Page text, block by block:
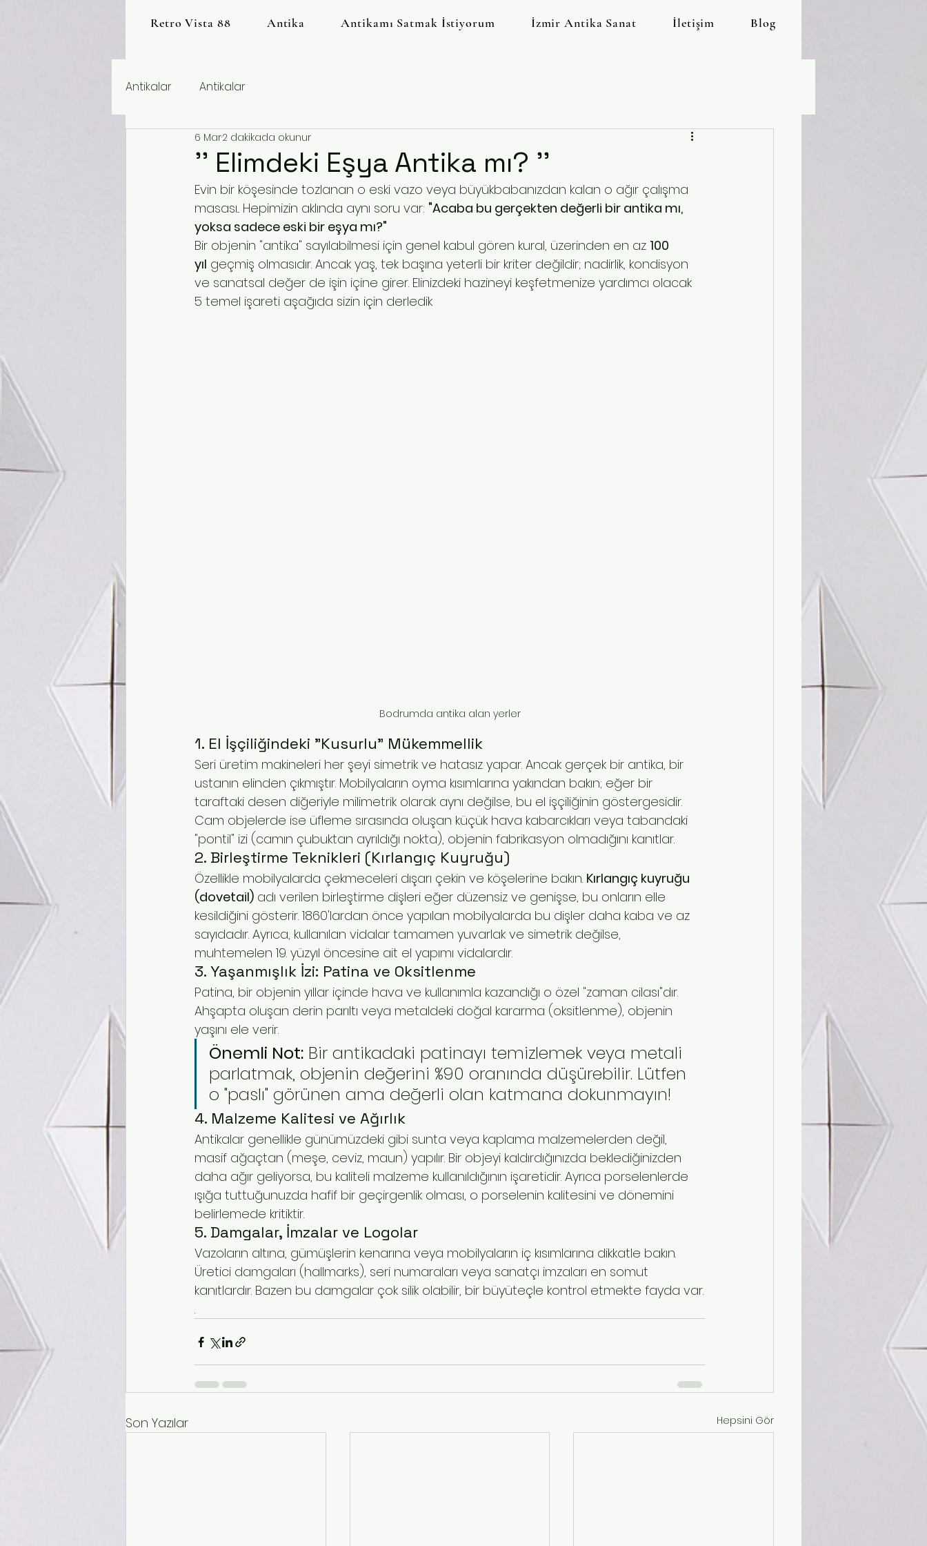
Retro Vista 88 Antika Antikamı Satmak İstiyorum İzmir Antika Sanat İletişim Blog
Antikalar Antikalar
'' Elimdeki Eşya Antika mı? ''
6 Mar2 dakikada okunur
Evin bir köşesinde tozlanan o eski vazo veya büyükbabanızdan kalan o ağır çalışma
masası... Hepimizin aklında aynı soru var: "Acaba bu gerçekten değerli bir antika mı,
yoksa sadece eski bir eşya mı?"
Bir objenin "antika" sayılabilmesi için genel kabul gören kural, üzerinden en az 100
yıl geçmiş olmasıdır. Ancak yaş, tek başına yeterli bir kriter değildir; nadirlik, kondisyon
ve sanatsal değer de işin içine girer. Elinizdeki hazineyi keşfetmenize yardımcı olacak
5 temel işareti aşağıda sizin için derledik
Bodrumda antika alan yerler
1. El İşçiliğindeki "Kusurlu" Mükemmellik
Seri üretim makineleri her şeyi simetrik ve hatasız yapar. Ancak gerçek bir antika, bir
ustanın elinden çıkmıştır. Mobilyaların oyma kısımlarına yakından bakın; eğer bir
taraftaki desen diğeriyle milimetrik olarak aynı değilse, bu el işçiliğinin göstergesidir.
Cam objelerde ise üfleme sırasında oluşan küçük hava kabarcıkları veya tabandaki
"pontil" izi (camın çubuktan ayrıldığı nokta), objenin fabrikasyon olmadığını kanıtlar.
2. Birleştirme Teknikleri (Kırlangıç Kuyruğu)
Özellikle mobilyalarda çekmeceleri dışarı çekin ve köşelerine bakın. Kırlangıç kuyruğu
(dovetail) adı verilen birleştirme dişleri eğer düzensiz ve genişse, bu onların elle
kesildiğini gösterir. 1860'lardan önce yapılan mobilyalarda bu dişler daha kaba ve az
sayıdadır. Ayrıca, kullanılan vidalar tamamen yuvarlak ve simetrik değilse,
muhtemelen 19. yüzyıl öncesine ait el yapımı vidalardır.
3. Yaşanmışlık İzi: Patina ve Oksitlenme
Patina, bir objenin yıllar içinde hava ve kullanımla kazandığı o özel "zaman cilası"dır.
Ahşapta oluşan derin parıltı veya metaldeki doğal kararma (oksitlenme), objenin
yaşını ele verir.
Önemli Not: Bir antikadaki patinayı temizlemek veya metali
parlatmak, objenin değerini %90 oranında düşürebilir. Lütfen
o "paslı" görünen ama değerli olan katmana dokunmayın!
4. Malzeme Kalitesi ve Ağırlık
Antikalar genellikle günümüzdeki gibi sunta veya kaplama malzemelerden değil,
masif ağaçtan (meşe, ceviz, maun) yapılır. Bir objeyi kaldırdığınızda beklediğinizden
daha ağır geliyorsa, bu kaliteli malzeme kullanıldığının işaretidir. Ayrıca porselenlerde
ışığa tuttuğunuzda hafif bir geçirgenlik olması, o porselenin kalitesini ve dönemini
belirlemede kritiktir.
5. Damgalar, İmzalar ve Logolar
Vazoların altına, gümüşlerin kenarına veya mobilyaların iç kısımlarına dikkatle bakın.
Üretici damgaları (hallmarks), seri numaraları veya sanatçı imzaları en somut
kanıtlardır. Bazen bu damgalar çok silik olabilir, bir büyüteçle kontrol etmekte fayda var.
.
Son Yazılar Hepsini Gör